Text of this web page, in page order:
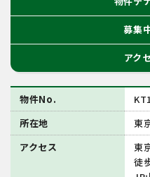
募集
アク
物件No.
所在地
東
アクセス
東
徒